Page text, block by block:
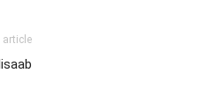
article